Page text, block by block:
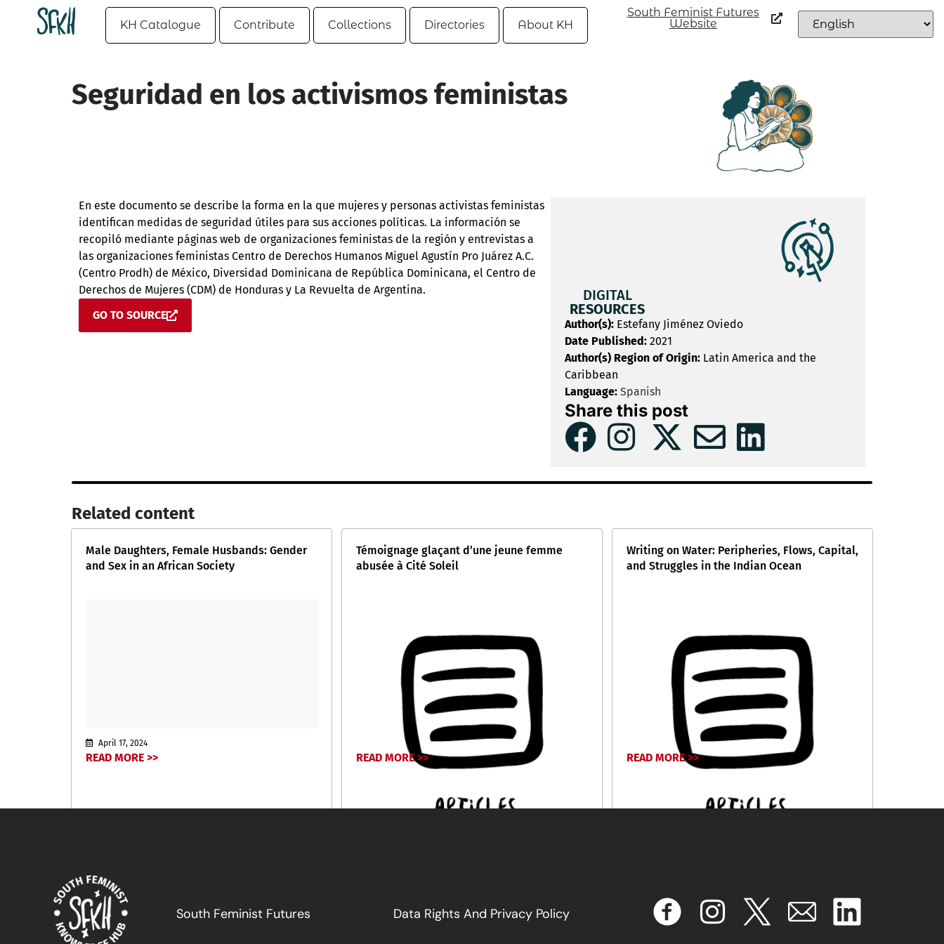
KH Catalogue Contribute Collections Directories About KH
South Feminist Futures
Website
Seguridad en los activismos feministas
En este documento se describe la forma en la que mujeres y personas activistas feministas
identifican medidas de seguridad útiles para sus acciones políticas. La información se
recopiló mediante páginas web de organizaciones feministas de la región y entrevistas a
las organizaciones feministas Centro de Derechos Humanos Miguel Agustín Pro Juárez A.C.
(Centro Prodh) de México, Diversidad Dominicana de República Dominicana, el Centro de
Derechos de Mujeres (CDM) de Honduras y La Revuelta de Argentina.
GO TO SOURCE
DIGITAL
RESOURCES
Author(s): Estefany Jiménez Oviedo
Date Published: 2021
Author(s) Region of Origin: Latin America and the
Caribbean
Language: Spanish
Share this post
Related content​
Male Daughters, Female Husbands: Gender
and Sex in an African Society
April 17, 2024
READ MORE >>
Témoignage glaçant d’une jeune femme
abusée à Cité Soleil
READ MORE >>
Writing on Water: Peripheries, Flows, Capital,
and Struggles in the Indian Ocean
READ MORE >>
South Feminist Futures Data Rights And Privacy Policy